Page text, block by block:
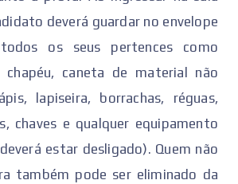
deverá guardar no envelope
os seus pertences como
chapéu, caneta de material não
lapiseira, borrachas, réguas,
chaves e qualquer equipamento
estar desligado). Quem não
também pode ser eliminado da